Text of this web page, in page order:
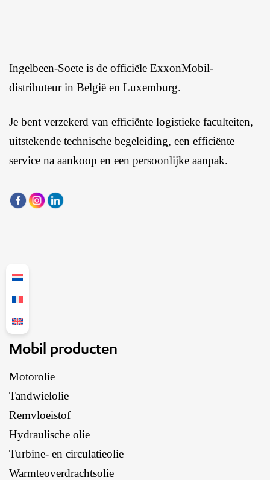
Ingelbeen-Soete is de officiële ExxonMobil-
distributeur in België en Luxemburg.
Je bent verzekerd van efficiënte logistieke faculteiten,
uitstekende technische begeleiding, een efficiënte
service na aankoop en een persoonlijke aanpak.
Mobil producten
Motorolie
Tandwielolie
Remvloeistof
Hydraulische olie
Turbine- en circulatieolie
Warmteoverdrachtsolie